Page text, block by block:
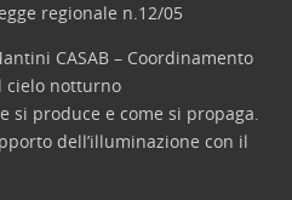
regionale n.12/05
CASAB – Coordinamento
cielo notturno
si produce e come si propaga.
dell’illuminazione con il